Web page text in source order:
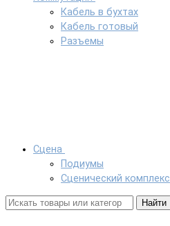
Кабель в бухтах
Кабель готовый
Разъемы
Сцена
Подиумы
Сценический комплекс
Найти